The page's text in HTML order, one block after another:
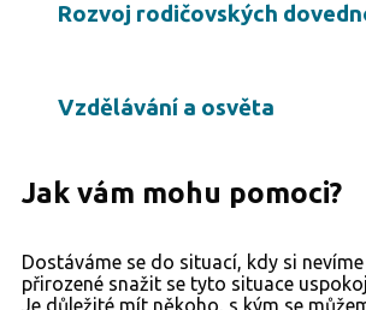
Rozvoj rodičovských
Vzdělávání a osvěta
Jak vám mohu pomoci?
Dostáváme se do situací, kdy si
přirozené snažit se tyto situace
Je důležité mít někoho, s kým se